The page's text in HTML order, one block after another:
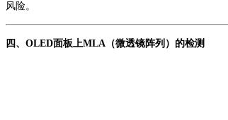
风险。
四、 OLED面板上MLA（微透镜阵列）的检测